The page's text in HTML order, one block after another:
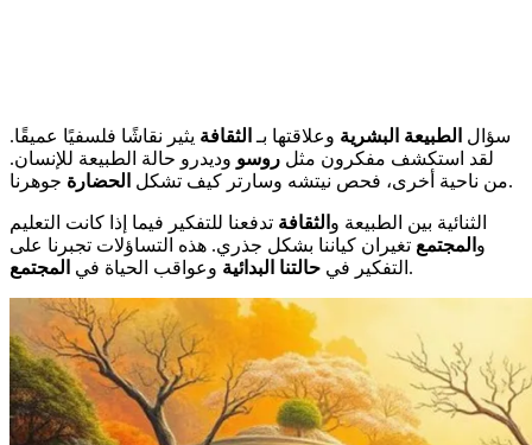
سؤال الطبيعة البشرية وعلاقتها بـ الثقافة يثير نقاشًا فلسفيًا عميقًا.
لقد استكشف مفكرون مثل روسو وديدرو حالة الطبيعة للإنسان.
من ناحية أخرى، فحص نيتشه وسارتر كيف تشكل الحضارة جوهرنا.
الثنائية بين الطبيعة و الثقافة تدفعنا للتفكير فيما إذا كانت التعليم
و المجتمع تغيران كياننا بشكل جذري. هذه التساؤلات تجبرنا على
التفكير في حالتنا البدائية وعواقب الحياة في المجتمع .